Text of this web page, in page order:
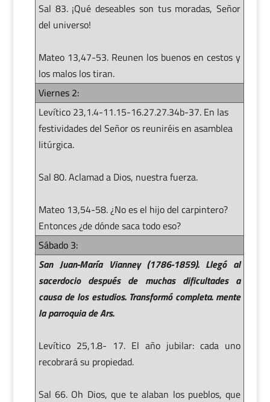
Sal 83. ¡Qué deseables son tus moradas, Señor
del universo!
Mateo 13,47-53. Reunen los buenos en cestos y
los malos los tiran.
Viernes 2:
Levítico 23,1.4-11.15-16.27.27.34b-37. En las
festividades del Señor os reuniréis en asamblea
litúrgica.
Sal 80. Aclamad a Dios, nuestra fuerza.
Mateo 13,54-58. ¿No es el hijo del carpintero?
Entonces ¿de dónde saca todo eso?
Sábado 3:
San Juan-María Vianney (1786-1859). Llegó al
sacerdocio después de muchas dificultades a
causa de los estudios. Transformó completa. mente
la parroquia de Ars.
Levítico 25,1.8- 17. El año jubilar: cada uno
recobrará su propiedad.
Sal 66. Oh Dios, que te alaban los pueblos, que